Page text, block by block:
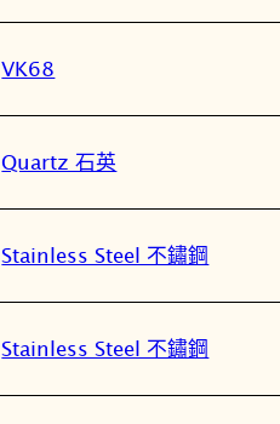
VK68
Quartz 石英
Stainless Steel 不鏽鋼
Stainless Steel 不鏽鋼